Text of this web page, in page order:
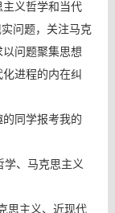
主义哲学和当代
问题，关注马克
问题聚集思想
进程的内在纠
同学报考我的
学、马克思主义
思主义、 近现代